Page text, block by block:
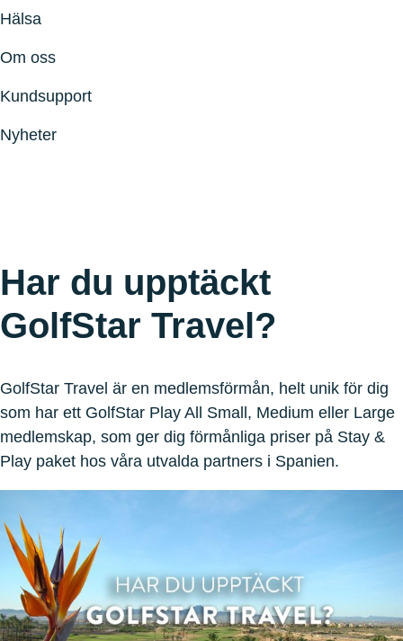
Hälsa
Om oss
Kundsupport
Nyheter
Har du upptäckt
GolfStar Travel?
GolfStar Travel är en medlemsförmån, helt unik för dig
som har ett GolfStar Play All Small, Medium eller Large
medlemskap, som ger dig förmånliga priser på Stay &
Play paket hos våra utvalda partners i Spanien.